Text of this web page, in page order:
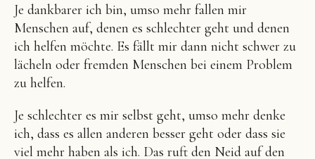
Je dankbarer ich bin, umso mehr fallen mir
Menschen auf, denen es schlechter geht und denen
ich helfen möchte. Es fällt mir dann nicht schwer zu
lächeln oder fremden Menschen bei einem Problem
zu helfen.
Je schlechter es mir selbst geht, umso mehr denke
ich, dass es allen anderen besser geht oder dass sie
viel mehr haben als ich. Das ruft den Neid auf den